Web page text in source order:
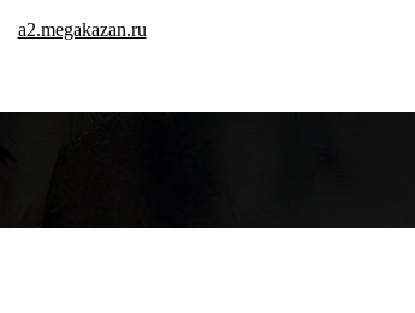
a2.megakazan.ru